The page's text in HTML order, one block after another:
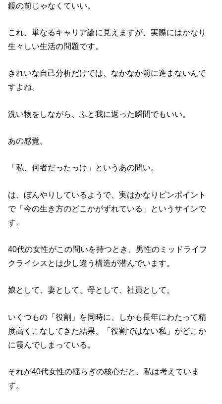
鏡の前じゃなくていい。
これ、単なるキャリア論に見えますが、実際にはかなり
生々しい生活の問題です。
きれいな自己分析だけでは、なかなか前に進まないんで
すよね。
洗い物をしながら、ふと我に返った瞬間でもいい。
あの感覚。
「私、何者だったっけ」というあの問い。
は、ぼんやりしているようで、実はかなりピンポイント
で「今の生き方のどこかがずれている」というサインで
す。
40代の女性がこの問いを持つとき、男性のミッドライフ
クライシスとは少し違う構造が潜んでいます。
娘として、妻として、母として、社員として。
いくつもの「役割」を同時に、しかも長年にわたって精
度高くこなしてきた結果、「役割ではない私」がどこか
に霞んでしまっている。
それが40代女性の揺らぎの核心だと、私は考えていま
す。